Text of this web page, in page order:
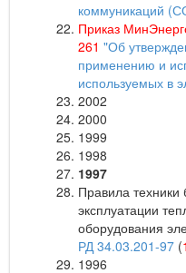
коммуникаций
Приказ
261 "Об
применению и
используемых в
2002
2000
1999
1998
1997
Правила техники
эксплуатации
оборудования
РД 34.03.201-97(
1996